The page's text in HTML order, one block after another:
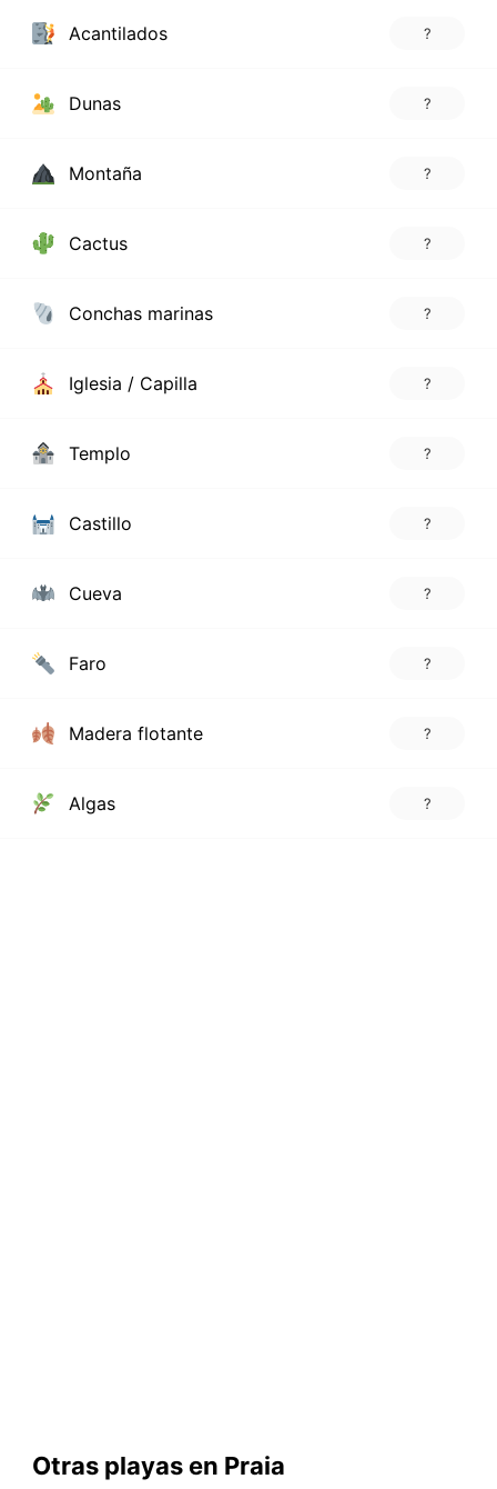
Acantilados ?
Dunas ?
Montaña ?
Cactus ?
Conchas marinas ?
Iglesia / Capilla ?
Templo ?
Castillo ?
Cueva ?
Faro ?
Madera flotante ?
Algas ?
Otras playas en Praia